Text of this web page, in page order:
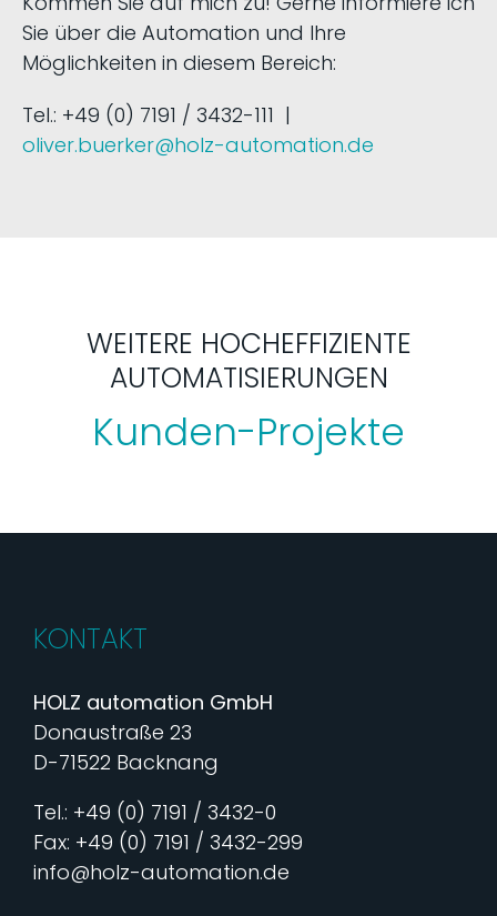
Sie über die Automation und Ihre
Möglichkeiten in diesem Bereich:
Tel.: +49 (0) 7191 / 3432-111 |
oliver.buerker@holz-automation.de
WEITERE HOCHEFFIZIENTE
AUTOMATISIERUNGEN
Kunden-Projekte
KONTAKT
HOLZ automation GmbH
Donaustraße 23
D-71522 Backnang
Tel.: +49 (0) 7191 / 3432-0
Fax: +49 (0) 7191 / 3432-299
info@holz-automation.de